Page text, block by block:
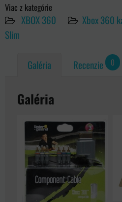
Viac z kategórie
XBOX 360 Xbox 360
Slim
Galéria Recenzie 0
Galéria